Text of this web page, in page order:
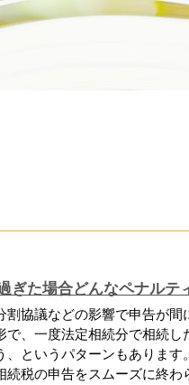
ぎた場合どんなペナルテ
割協議などの影響で申告が間
で、一度法定相続分で相続し
、というパターンもあります
続税の申告をスムーズに終わ